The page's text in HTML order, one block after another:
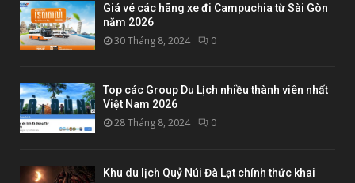
Giá vé các hãng xe đi Campuchia từ Sài Gòn
năm 2026
30 Tháng 8, 2024 0
Top các Group Du Lịch nhiều thành viên nhất
Việt Nam 2026
28 Tháng 8, 2024 0
Khu du lịch Quỷ Núi Đà Lạt chính thức khai